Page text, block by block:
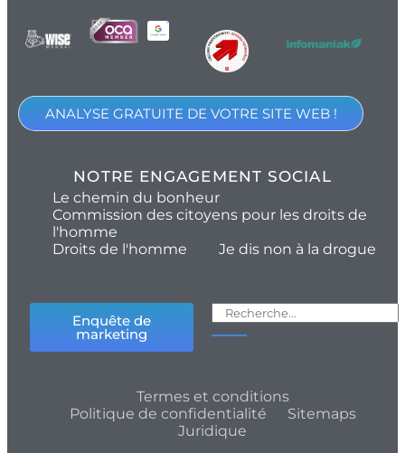
ANALYSE GRATUITE DE VOTRE SITE WEB !
NOTRE ENGAGEMENT SOCIAL
Le chemin du bonheur
Commission des citoyens pour les droits de
l'homme
Droits de l'homme
Je dis non à la drogue
Enquête de
marketing
Termes et conditions
Politique de confidentialité
Sitemaps
Juridique